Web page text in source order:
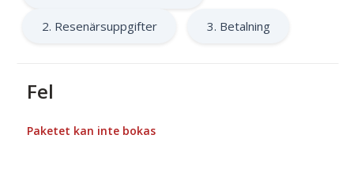
2. Resenärsuppgifter 3. Betalning
Fel
Paketet kan inte bokas